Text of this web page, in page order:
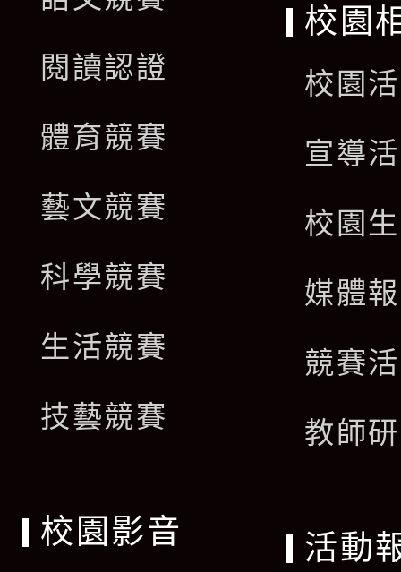
閱讀認證
體育競賽
藝文競賽
科學競賽
生活競賽
技藝競賽
校園
校園
宣導
校園
媒體
競賽
教師
校園影音 活動